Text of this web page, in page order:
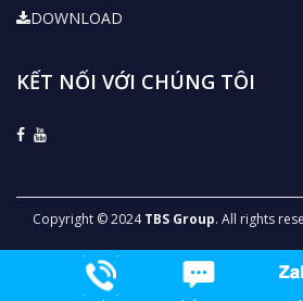
DOWNLOAD
KẾT NỐI VỚI CHÚNG TÔI
Copyright © 2024TBS Group. All rights